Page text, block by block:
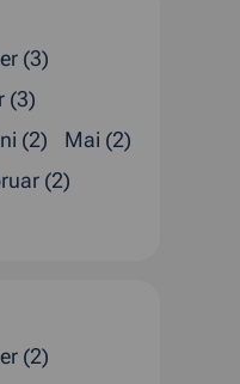
(3)
(3)
(2)
Mai (2)
(2)
(2)